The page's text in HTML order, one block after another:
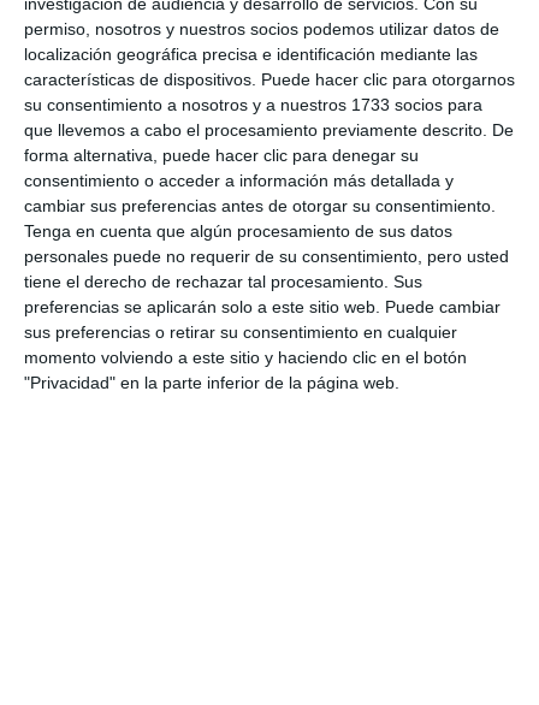
permiso, nosotros y nuestros socios podemos utilizar datos de
localización geográfica precisa e identificación mediante las
características de dispositivos. Puede hacer clic para otorgarnos
su consentimiento a nosotros y a nuestros 1733 socios para
que llevemos a cabo el procesamiento previamente descrito. De
forma alternativa, puede hacer clic para denegar su
consentimiento o acceder a información más detallada y
cambiar sus preferencias antes de otorgar su consentimiento.
Tenga en cuenta que algún procesamiento de sus datos
personales puede no requerir de su consentimiento, pero usted
tiene el derecho de rechazar tal procesamiento. Sus
preferencias se aplicarán solo a este sitio web. Puede cambiar
sus preferencias o retirar su consentimiento en cualquier
momento volviendo a este sitio y haciendo clic en el botón
"Privacidad" en la parte inferior de la página web.
Fundada en 1924 y con sede en Estados Unidos,
Toastmasters International
(https://toastmasters.org) es una organización
educativa sin ánimo de lucro, con más de 270.000
miembros en más de 140 países. Su misión es
capacitar a las personas para convertirse en
comunicadores y líderes más eficaces, seguros e
influyentes, a través de una experiencia de
aprendizaje práctica y comunitaria.
Comparte esta noticia desde el siguiente enlace:
https://mijascom.com/?a=37737